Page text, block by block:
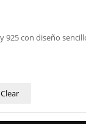
925 con diseño
Clear